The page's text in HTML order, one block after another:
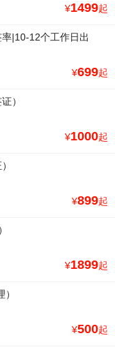
¥1499起
|10-12个工作日出
¥699起
）
¥1000起
¥899起
¥1899起
¥500起